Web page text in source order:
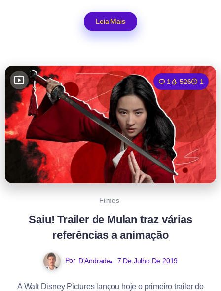
Leia Mais
1 526 1
Filmes
Saiu! Trailer de Mulan traz várias
referências a animação
Por D'Andrade 7 De Julho De 2019
A Walt Disney Pictures lançou hoje o primeiro trailer do